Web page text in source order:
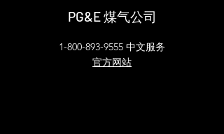
PG&E 煤气公司
1-800-893-9555 中文服务
​官方网站